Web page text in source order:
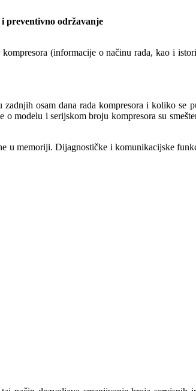
preventivno održavanje
(informacije o načinu rada, kao i
osam dana rada kompresora i koliko se
modelu i serijskom broju kompresora su
u memoriji. Dijagnostičke i komunikacijske